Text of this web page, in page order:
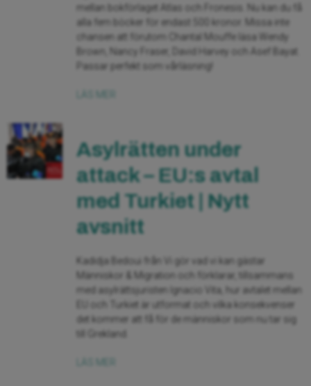
mellan bokförlaget Atlas och Fronesis. Nu kan du få
alla fem böcker för endast 500 kronor. Missa inte
chansen att förutom Chantal Mouffe läsa Wendy
Brown, Nancy Fraser, David Harvey och Asef Bayat.
Passar perfekt som vårläsning!
Asylrätten under
attack – EU:s avtal
med Turkiet | Nytt
avsnitt
Kadidja Bedoui från Vi gör vad vi kan gästar
Människor & Migration och förklarar, tillsammans
med asylrättsjuristen Ignacio Vita, hur avtalet mellan
EU och Turkiet är utformat och vilka konsekvenser
det kommer att få för de människor som nu tar sig
till Grekland.